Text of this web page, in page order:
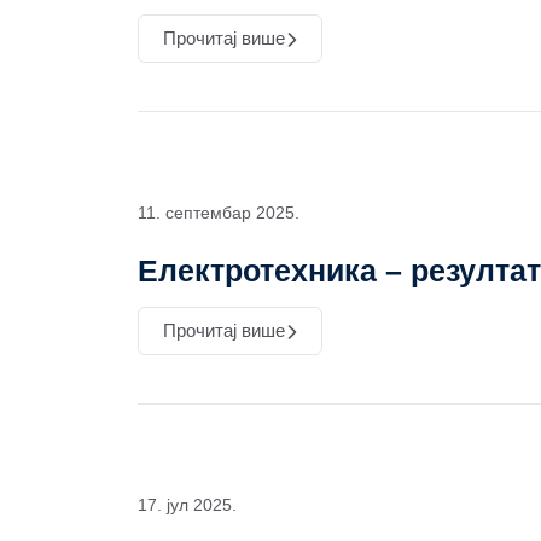
Прочитај више
11. септембар 2025.
Електротехника –
Прочитај више
17. јул 2025.